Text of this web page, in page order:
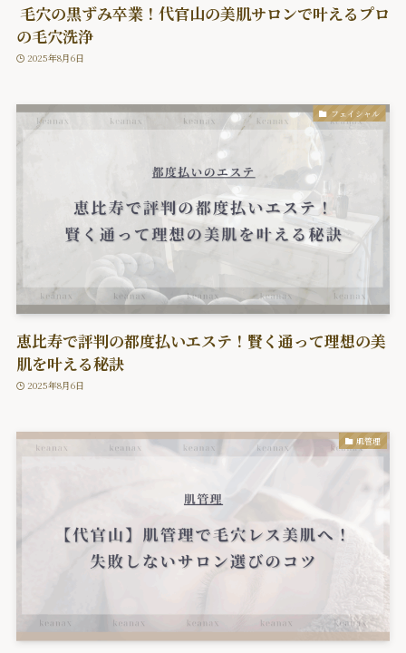
毛穴の黒ずみ卒業！代官山の美肌サロンで叶えるプロ
の毛穴洗浄
2025年8月6日
フェイシャル
恵比寿で評判の都度払いエステ！賢く通って理想の美
肌を叶える秘訣
2025年8月6日
肌管理